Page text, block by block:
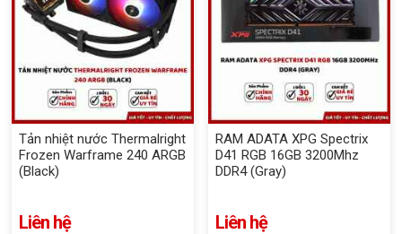
Tản nhiệt nước Thermalright
Frozen Warframe 240 ARGB
(Black)
Liên hệ
RAM ADATA XPG Spectrix
D41 RGB 16GB 3200Mhz
DDR4 (Gray)
Liên hệ